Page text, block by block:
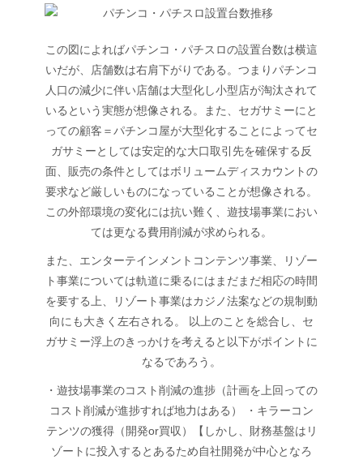
この図によればパチンコ・パチスロの設置台数は横這
いだが、店舗数は右肩下がりである。つまりパチンコ
人口の減少に伴い店舗は大型化し小型店が淘汰されて
いるという実態が想像される。また、セガサミーにと
っての顧客＝パチンコ屋が大型化することによってセ
ガサミーとしては安定的な大口取引先を確保する反
面、販売の条件としてはボリュームディスカウントの
要求など厳しいものになっていることが想像される。
この外部環境の変化には抗い難く、遊技場事業におい
ては更なる費用削減が求められる。
また、エンターテインメントコンテンツ事業、リゾー
ト事業については軌道に乗るにはまだまだ相応の時間
を要する上、リゾート事業はカジノ法案などの規制動
向にも大きく左右される。 以上のことを総合し、セ
ガサミー浮上のきっかけを考えると以下がポイントに
なるであろう。
・遊技場事業のコスト削減の進捗（計画を上回っての
コスト削減が進捗すれば地力はある） ・キラーコン
テンツの獲得（開発or買収）【しかし、財務基盤はリ
ゾートに投入するとあるため自社開発が中心となろ